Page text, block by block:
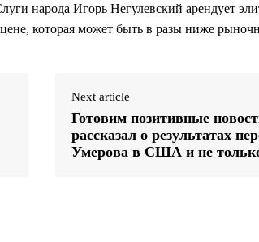
народа Игорь Негулевский арендует
которая может быть в разы ниже
Next article
Готовим позитивные
рассказал о результатах
Умерова в США и не